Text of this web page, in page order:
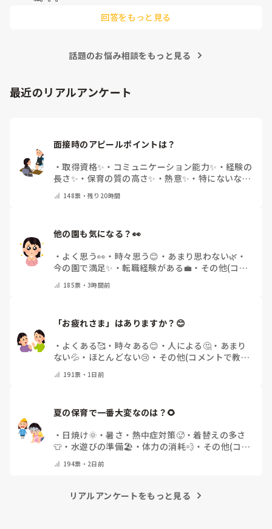
回答をもっと見る
話題のお悩み相談をもっと見る
最近のリアルアンケート
面接時のアピールポイントは？
・取得資格✨ ・ コミュニケーション能力✨ ・ 経験の
長さ✨ ・ 保育の質の高さ✨ ・熱意✨ ・ 特にないな・
148票・残り20時間
他の園も気になる？👀
・ よく思う👀 ・ 時々思う😊 ・ あまり思わない🌿 ・
今の園で満足✨ ・転職経験がある💼 ・ その他(コメ
185票・3時間前
「お疲れさま」はありますか？😊
・ よくある🥰 ・ 時々ある😊 ・ 人による🤔 ・ あまり
ない💦 ・ ほとんどない😢 ・ その他(コメントで教え
191票・ 1日前
夏の保育で一番大変なのは？🌻
・ 日焼け🌞 ・暑さ・熱中症対策🥵・着替えの多さ
👕 ・ 水遊びの準備🏖️ ・ 体力の消耗💨 ・ その他(コメ
194票・ 2日前
リアルアンケートをもっと見る